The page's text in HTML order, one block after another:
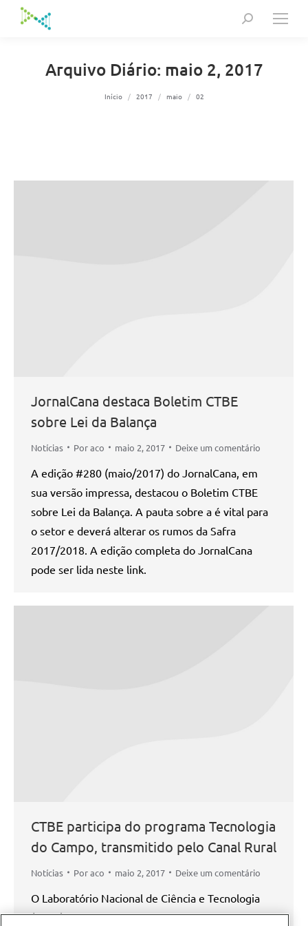
Search:
Arquivo Diário: maio 2, 2017
Você está aqui:
Início 2017 maio 02
JornalCana destaca Boletim CTBE
sobre Lei da Balança
Notícias Poraco maio 2, 2017 Deixe um comentário
A edição #280 (maio/2017) do JornalCana, em
sua versão impressa, destacou o Boletim CTBE
sobre Lei da Balança. A pauta sobre a é vital para
o setor e deverá alterar os rumos da Safra
2017/2018. A edição completa do JornalCana
pode ser lida neste link.
CTBE participa do programa Tecnologia
do Campo, transmitido pelo Canal Rural
Notícias Poraco maio 2, 2017 Deixe um comentário
O Laboratório Nacional de Ciência e Tecnologia
(CTBE), representado pelo pesquisador João Luís